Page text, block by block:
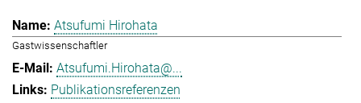
Atsufumi Hirohata
Gastwissenschaftler
Atsufumi.Hirohata@...
Publikationsreferenzen